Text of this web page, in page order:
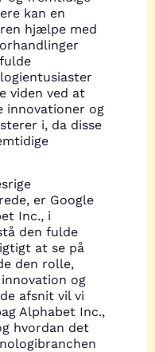
kan en
hjælpe med
viden ved at
innovationer og
i, da disse
er Google
Inc., i
den fulde
at se på
den rolle,
og
afsnit vil vi
Alphabet Inc.,
hvordan det